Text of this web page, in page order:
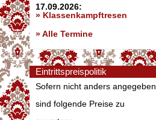
17.09.2026:
» Klassenkampftresen
» Alle Termine
Eintrittspreispolitik
Sofern nicht anders angegeben
sind folgende Preise zu